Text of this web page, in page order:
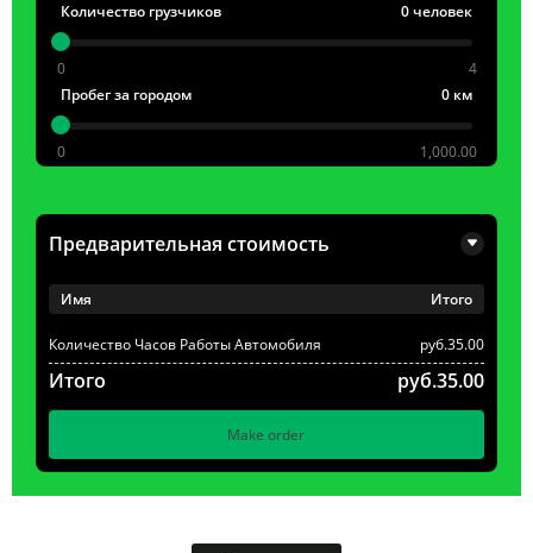
Количество грузчиков 0 человек
0
4
Пробег за городом
0 км
0 1,000.00
Предварительная стоимость
Имя Итого
Количество Часов Работы Автомобиля руб.35.00
Итого руб.35.00
Make order